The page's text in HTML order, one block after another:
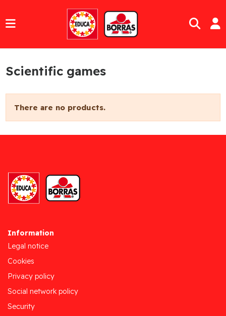
Scientific games
There are no products.
Information
Legal notice
Cookies
Privacy policy
Social network policy
Security